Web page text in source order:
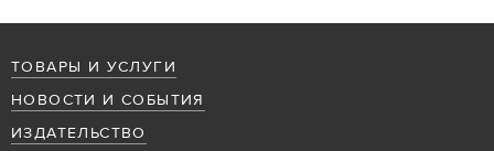
ТОВАРЫ И УСЛУГИ
НОВОСТИ И СОБЫТИЯ
ИЗДАТЕЛЬСТВО